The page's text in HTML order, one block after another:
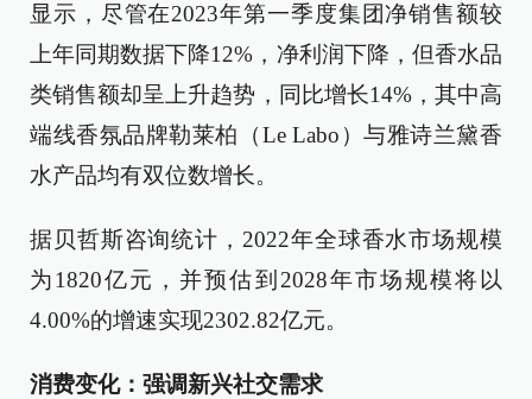
显示，尽管在2023年第一季度集团净销售额较
上年同期数据下降12%，净利润下降，但香水品
类销售额却呈上升趋势，同比增长14%，其中高
端线香氛品牌勒莱柏（Le Labo）与雅诗兰黛香
水产品均有双位数增长。
据贝哲斯咨询统计，2022年全球香水市场规模
为1820亿元，并预估到2028年市场规模将以
4.00%的增速实现2302.82亿元。
消费变化：强调新兴社交需求